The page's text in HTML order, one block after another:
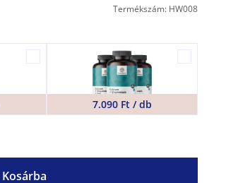
Termékszám: HW008
7.090 Ft / db
Kosárba